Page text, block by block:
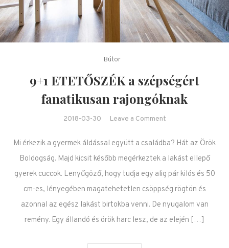
Bútor
9+1 ETETŐSZÉK a szépségért
fanatikusan rajongóknak
2018-03-30 Leave a Comment
szépségért
fanatikusan
rajongóknak
Mi érkezik a gyermek áldással együtt a családba? Hát az Örök
Boldogság. Majd kicsit később megérkeztek a lakást ellepő
gyerek cuccok. Lenyűgöző, hogy tudja egy alig pár kilós és 50
cm-es, lényegében magatehetetlen csöppség rögtön és
azonnal az egész lakást birtokba venni. De nyugalom van
remény. Egy állandó és örök harc lesz, de az elején […]